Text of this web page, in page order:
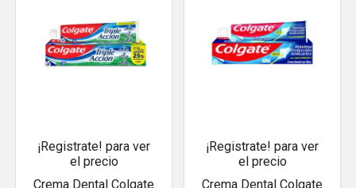
¡Registrate! para ver
el precio
Crema Dental Colgate
¡Registrate! para ver
el precio
Crema Dental Colgate